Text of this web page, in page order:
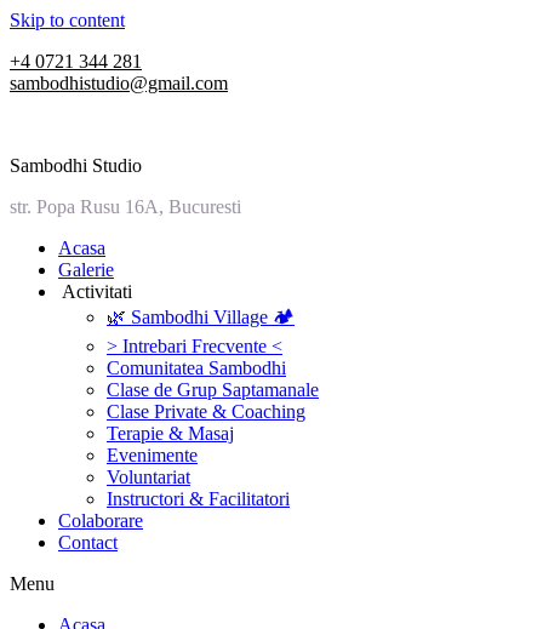
Skip to content
+4 0721 344 281
sambodhistudio@gmail.com
Sambodhi Studio
str. Popa Rusu 16A, Bucuresti
‎Acasa
Galerie
‎ ‎Activitati‎
🌿 Sambodhi Village 🏕️
> Intrebari Frecvente <
Comunitatea Sambodhi
Clase de Grup Saptamanale
Clase Private & Coaching
Terapie & Masaj
‎Evenimente
Voluntariat
‏‏‎Instructori & Facilitatori
Colaborare
Contact
Menu
‎Acasa